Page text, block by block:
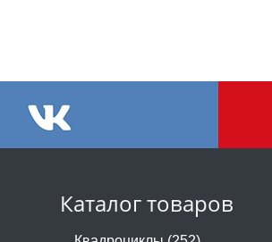
Каталог товаров